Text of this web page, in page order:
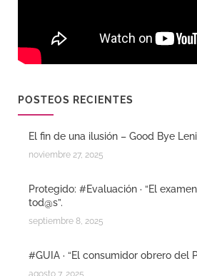
POSTEOS RECIENTES
El fin de una ilusión – Good Bye
noviembre 27, 2025
Protegido: #Evaluación · “El
tod@s”.
septiembre 8, 2025
#GUIA · “El consumidor obrero del
agosto 7, 2025